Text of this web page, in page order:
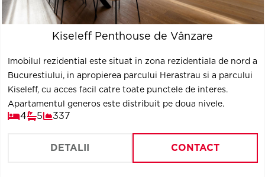
Kiseleff Penthouse de Vânzare
Imobilul rezidential este situat in zona rezidentiala de nord a
Bucurestiului, in apropierea parcului Herastrau si a parcului
Kiseleff, cu acces facil catre toate punctele de interes.
Apartamentul generos este distribuit pe doua nivele.
4 5 337
DETALII CONTACT